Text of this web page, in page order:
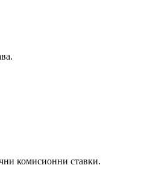
комисионни ставки.